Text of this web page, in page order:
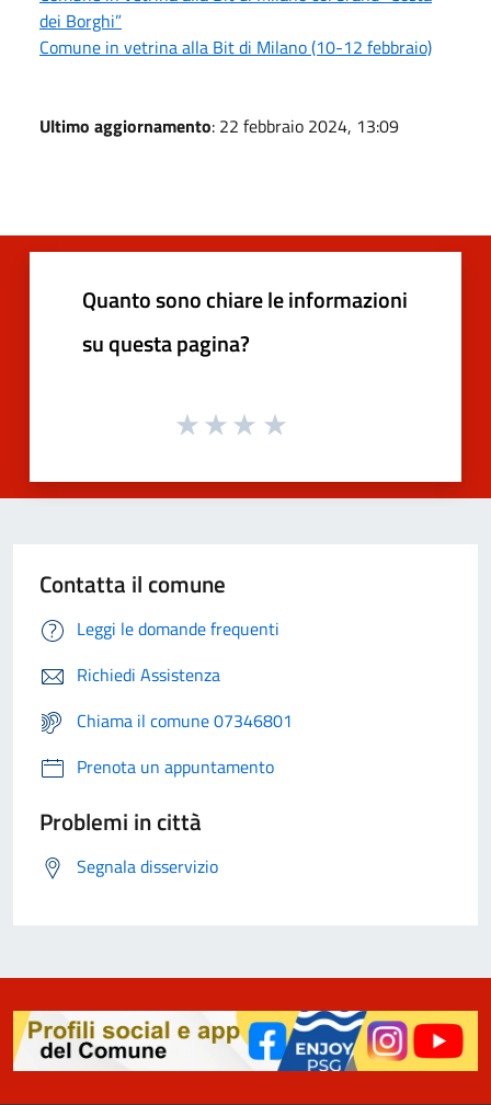
dei Borghi”
Comune in vetrina alla Bit di Milano (10-12 febbraio)
Ultimo aggiornamento: 22 febbraio 2024, 13:09
Quanto sono chiare le informazioni
su questa pagina?
Contatta il comune
Leggi le domande frequenti
Richiedi Assistenza
Chiama il comune 07346801
Prenota un appuntamento
Problemi in città
Segnala disservizio